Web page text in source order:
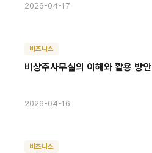
2026-04-17
비즈니스
비상주사무실의 이해와 활용 방안
2026-04-16
비즈니스